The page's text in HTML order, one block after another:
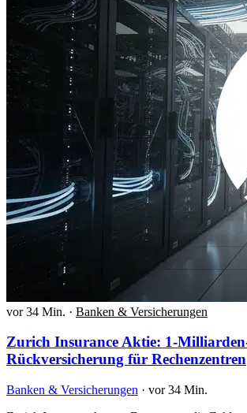
vor 34 Min. · Banken & Versicherungen
Zurich Insurance Aktie: 1-
Rückversicherung für Rechenzentren
Banken & Versicherungen · vor 34 Min.